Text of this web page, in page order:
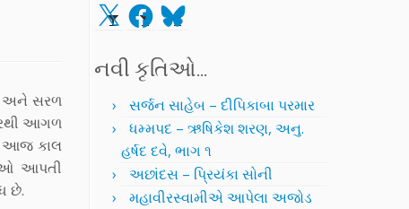
અને સરળ
આગળ
આજ કાલ
આપતી
છે.
X Facebook
Bluesky
નવી કૃતિઓ…
સર્જન સાહેબ – દીપિકાબા પરમાર
ધમ્મપદ – ઋષિકેશ શરણ, અનુ.
હર્ષદ દવે, ભાગ ૧
અછાંદસ – પ્રિયંકા સોની
મહાવીરસ્વામીએ આપેલા અજોડ